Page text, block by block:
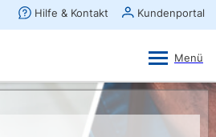
App
laden
Ansehen